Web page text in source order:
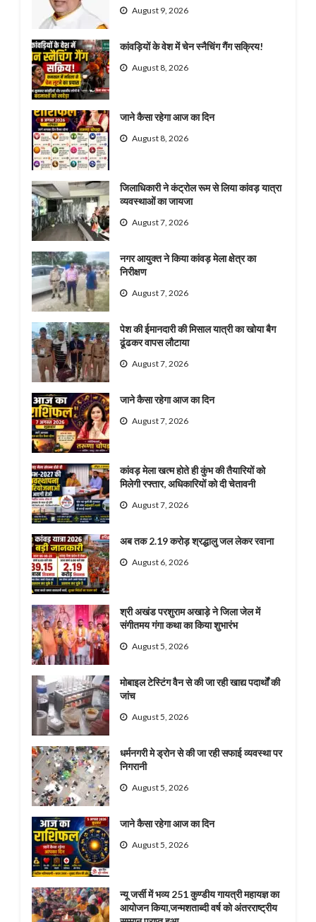
August 9, 2026
कांवड़ियों के वेश में चेन स्नैचिंग गैंग सक्रिय!
August 8, 2026
जाने कैसा रहेगा आज का दिन
August 8, 2026
जिलाधिकारी ने कंट्रोल रूम से लिया कांवड़ यात्रा
व्यवस्थाओं का जायजा
August 7, 2026
नगर आयुक्त ने किया कांवड़ मेला क्षेत्र का
निरीक्षण
August 7, 2026
पेश की ईमानदारी की मिसाल यात्री का खोया बैग
ढूंढकर वापस लौटाया
August 7, 2026
जाने कैसा रहेगा आज का दिन
August 7, 2026
कांवड़ मेला खत्म होते ही कुंभ की तैयारियों को
मिलेगी रफ्तार, अधिकारियों को दी चेतावनी
August 7, 2026
अब तक 2.19 करोड़ श्रद्धालु जल लेकर रवाना
August 6, 2026
श्री अखंड परशुराम अखाड़े ने जिला जेल में
संगीतमय गंगा कथा का किया शुभारंभ
August 5, 2026
मोबाइल टेस्टिंग वैन से की जा रही खाद्य पदार्थों की
जांच
August 5, 2026
धर्मनगरी मे ड्रोन से की जा रही सफाई व्यवस्था पर
निगरानी
August 5, 2026
जाने कैसा रहेगा आज का दिन
August 5, 2026
न्यू जर्सी में भव्य 251 कुण्डीय गायत्री महायज्ञ का
आयोजन किया,जन्मशताब्दी वर्ष को अंतरराष्ट्रीय